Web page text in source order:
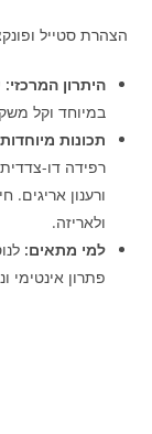
הצהרת סטייל
היתרון המרכזי:
במיוחד וקל
תכונות
רפידה דו-צדדית
ולאריזה.
למי מתאים:
פתרון אינטימי